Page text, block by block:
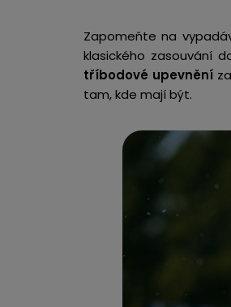
Zapomeňte na
klasického zasouvání
tříbodové upevnění
tam, kde mají být.